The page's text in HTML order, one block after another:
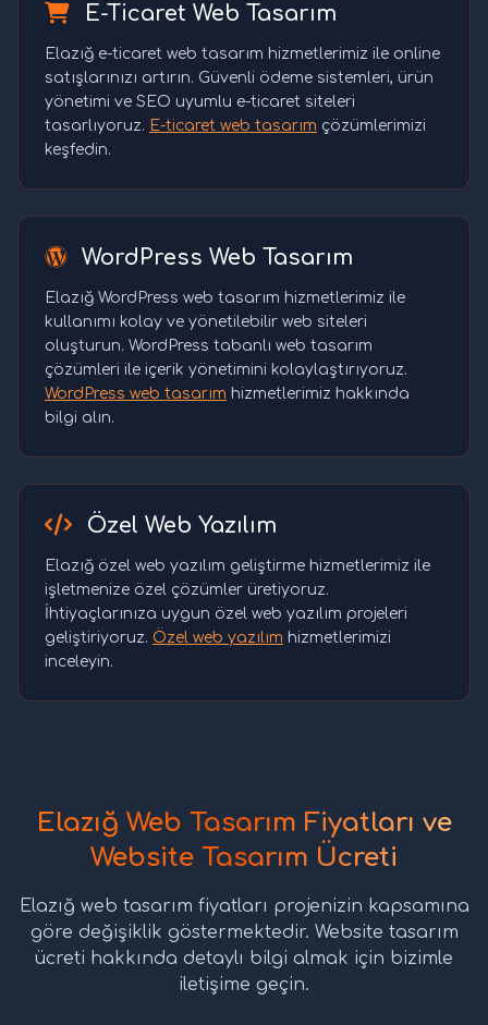
E-Ticaret Web Tasarım
Elazığ e-ticaret web tasarım hizmetlerimiz ile online
satışlarınızı artırın. Güvenli ödeme sistemleri, ürün
yönetimi ve SEO uyumlu e-ticaret siteleri
tasarlıyoruz. E-ticaret web tasarım çözümlerimizi
keşfedin.
WordPress Web Tasarım
Elazığ WordPress web tasarım hizmetlerimiz ile
kullanımı kolay ve yönetilebilir web siteleri
oluşturun. WordPress tabanlı web tasarım
çözümleri ile içerik yönetimini kolaylaştırıyoruz.
WordPress web tasarım hizmetlerimiz hakkında
bilgi alın.
Özel Web Yazılım
Elazığ özel web yazılım geliştirme hizmetlerimiz ile
işletmenize özel çözümler üretiyoruz.
İhtiyaçlarınıza uygun özel web yazılım projeleri
geliştiriyoruz. Özel web yazılım hizmetlerimizi
inceleyin.
Elazığ Web Tasarım Fiyatları ve
Website Tasarım Ücreti
Elazığ web tasarım fiyatları projenizin kapsamına
göre değişiklik göstermektedir. Website tasarım
ücreti hakkında detaylı bilgi almak için bizimle
iletişime geçin.